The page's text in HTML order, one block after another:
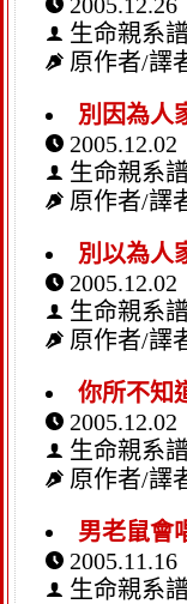
生命親
原作者/譯
別因為人
生命親
原作者/譯
別以為人
生命親
原作者/譯
你所不知
生命親
原作者/譯
男老鼠會
生命親